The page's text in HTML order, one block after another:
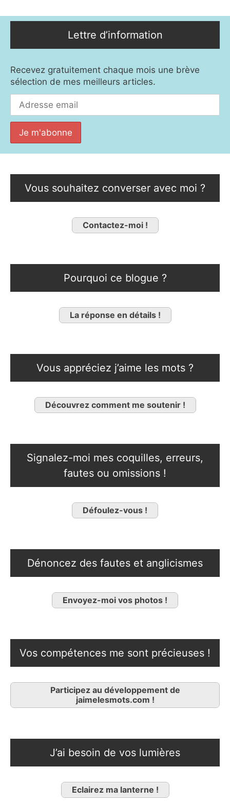
Lettre d’information
Recevez gratuitement chaque mois une brève
sélection de mes meilleurs articles.
Vous souhaitez converser avec moi ?
Contactez-moi !
Pourquoi ce blogue ?
La réponse en détails !
Vous appréciez j’aime les mots ?
Découvrez comment me soutenir !
Signalez-moi mes coquilles, erreurs,
fautes ou omissions !
Défoulez-vous !
Dénoncez des fautes et anglicismes
Envoyez-moi vos photos !
Vos compétences me sont précieuses !
Participez au développement de
jaimelesmots.com !
J’ai besoin de vos lumières
Eclairez ma lanterne !